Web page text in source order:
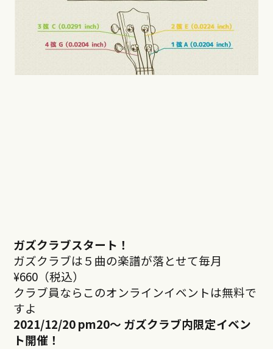
ガズクラブスタート！
ガズクラブは５曲の楽譜が落とせて毎月
¥660（税込）
クラブ員ならこのオンラインイベントは無料で
すよ
2021/12/20 pm20～ ガズクラブ内限定イベン
ト開催！